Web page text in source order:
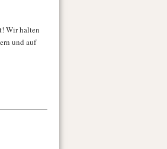
Wir halten
und auf